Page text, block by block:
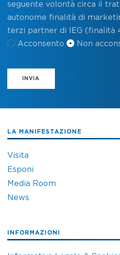
seguente volontà circa il
autonome finalità di
terzi partner di IEG (finalità
Acconsento
Non
INVIA
LA MANIFESTAZIONE
Visita
Esponi
Media Room
News
INFORMAZIONI